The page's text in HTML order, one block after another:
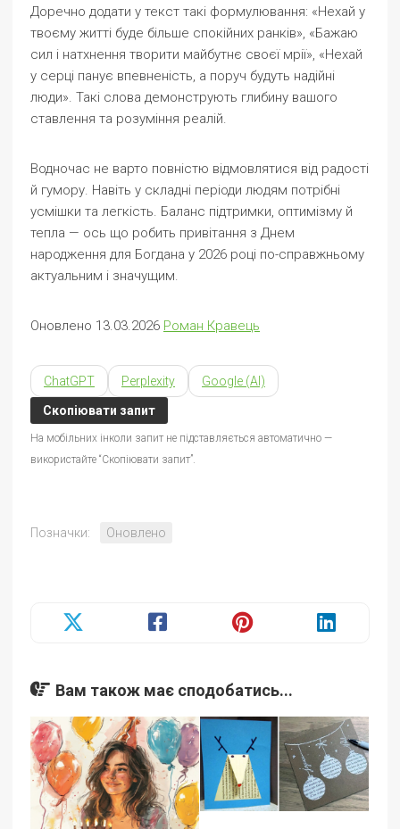
Доречно додати у текст такі формулювання: «Нехай у
твоєму житті буде більше спокійних ранків», «Бажаю
сил і натхнення творити майбутнє своєї мрії», «Нехай
у серці панує впевненість, а поруч будуть надійні
люди». Такі слова демонструють глибину вашого
ставлення та розуміння реалій.
Водночас не варто повністю відмовлятися від радості
й гумору. Навіть у складні періоди людям потрібні
усмішки та легкість. Баланс підтримки, оптимізму й
тепла — ось що робить привітання з Днем
народження для Богдана у 2026 році по-справжньому
актуальним і значущим.
Оновлено 13.03.2026 Роман Кравець
ChatGPT Perplexity Google (AI)
Скопіювати запит
На мобільних інколи запит не підставляється автоматично —
використайте “Скопіювати запит”.
Позначки: Оновлено
Вам також має сподобатись...